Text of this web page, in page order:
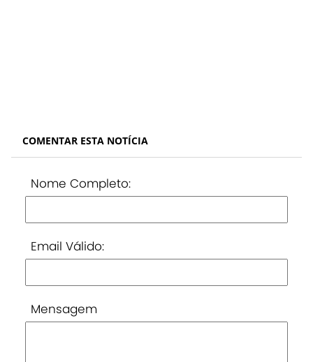
COMENTAR ESTA NOTÍCIA
Nome Completo:
Email Válido:
Mensagem